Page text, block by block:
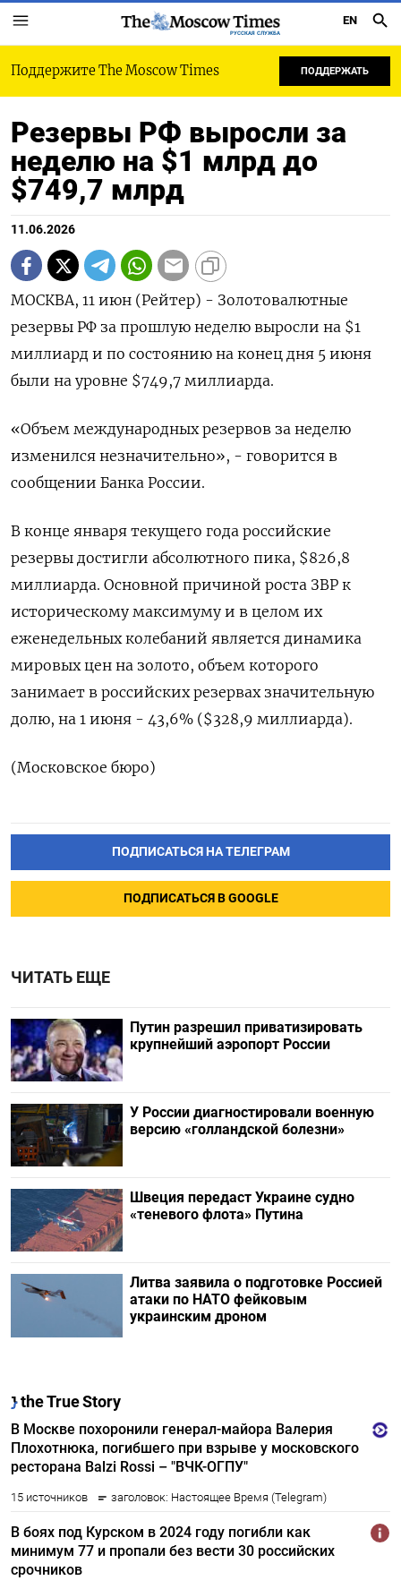
РУССКАЯ СЛУЖБА
EN
Поддержите The Moscow Times ПОДДЕРЖАТЬ
Резервы РФ выросли за
неделю на $1 млрд до
$749,7 млрд
11.06.2026
МОСКВА, 11 июн (Рейтер) - Золотовалютные
резервы РФ за прошлую ‌неделю выросли на $1
миллиард и по ​состоянию ​на ​конец дня 5 ⁠июня
‌были на ‌уровне $749,7 миллиарда.
«Объем международных резервов за ​неделю
‌изменился незначительно», - говорится в ​
сообщении Банка России.
В ‌конце января текущего года российские
резервы ​достигли абсолютного ​пика, $826,8
‌миллиарда. Основной причиной роста ​ЗВР к
историческому максимуму и в целом их
еженедельных колебаний является динамика
мировых ​цен ⁠на золото, объем которого
занимает ‌в российских ‌резервах значительную
долю, на 1 ​июня - 43,6% ($328,9 ‌миллиарда).
(Московское бюро)
ПОДПИСАТЬСЯ НА ТЕЛЕГРАМ
ПОДПИСАТЬСЯ В GOOGLE
ЧИТАТЬ ЕЩЕ
Путин разрешил приватизировать
крупнейший аэропорт России
У России диагностировали военную
версию «голландской болезни»
Швеция передаст Украине судно
«теневого флота» Путина
Литва заявила о подготовке Россией
атаки по НАТО фейковым
украинским дроном